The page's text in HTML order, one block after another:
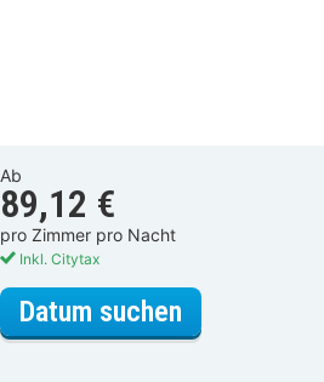
Ab
89,12 €
pro Zimmer pro Nacht
Inkl. Citytax
Datum suchen